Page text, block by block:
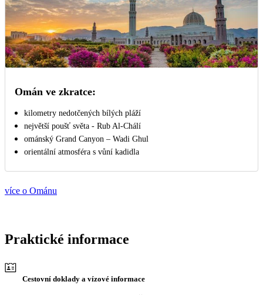
Omán ve zkratce:
kilometry nedotčených bílých pláží
největší poušť světa - Rub Al-Chálí
ománský Grand Canyon – Wadi Ghul
orientální atmosféra s vůní kadidla
více o Ománu
Praktické informace
Cestovní doklady a vízové informace